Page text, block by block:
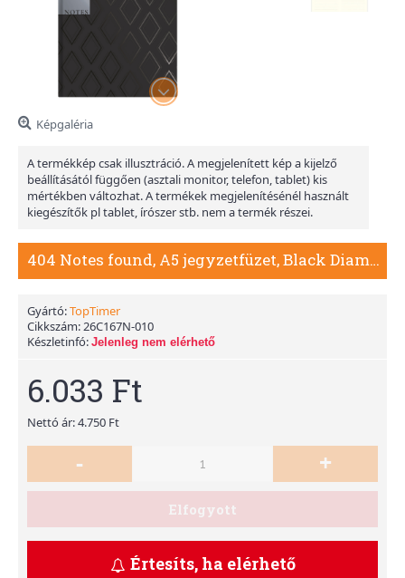
Képgaléria
A termékkép csak illusztráció. A megjelenített kép a kijelző
beállításától függően (asztali monitor, telefon, tablet) kis
mértékben változhat. A termékek megjelenítésénél használt
kiegészítők pl tablet, írószer stb. nem a termék részei.
404 Notes found, A5 jegyzetfüzet, Black Diamond
Gyártó:TopTimer
Cikkszám:26C167N-010
Készletinfó: Jelenleg nem elérhető
6.033 Ft
Nettó ár: 4.750 Ft
- +
Elfogyott
Értesíts, ha elérhető